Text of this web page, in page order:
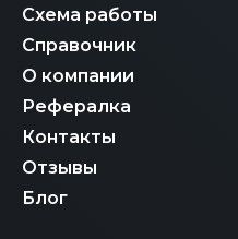
Схема работы
Справочник
О компании
Рефералка
Контакты
Отзывы
Блог